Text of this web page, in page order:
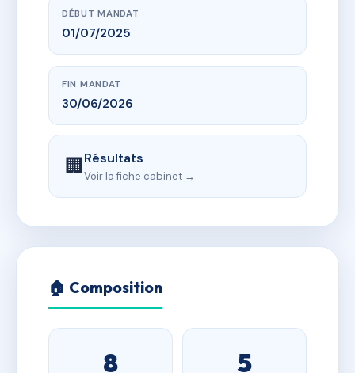
DÉBUT MANDAT
01/07/2025
FIN MANDAT
30/06/2026
🏢Résultats
Voir la fiche cabinet →
🏠 Composition
8 5